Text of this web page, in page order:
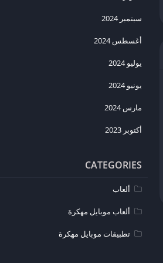
سبتمبر 2024
أغسطس 2024
يوليو 2024
يونيو 2024
مارس 2024
أكتوبر 2023
CATEGORIES
ألعاب
ألعاب موبايل مهكرة
تطبيقات موبايل مهكرة